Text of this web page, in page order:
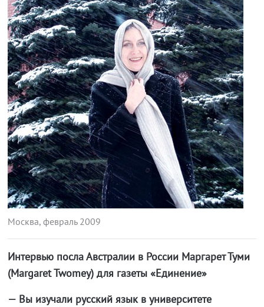
Москва, февраль 2009
Интервью посла Австралии в России Маргарет Туми
(Margaret Twomey) для газеты «Единение»
— Вы изучали русский язык в университете